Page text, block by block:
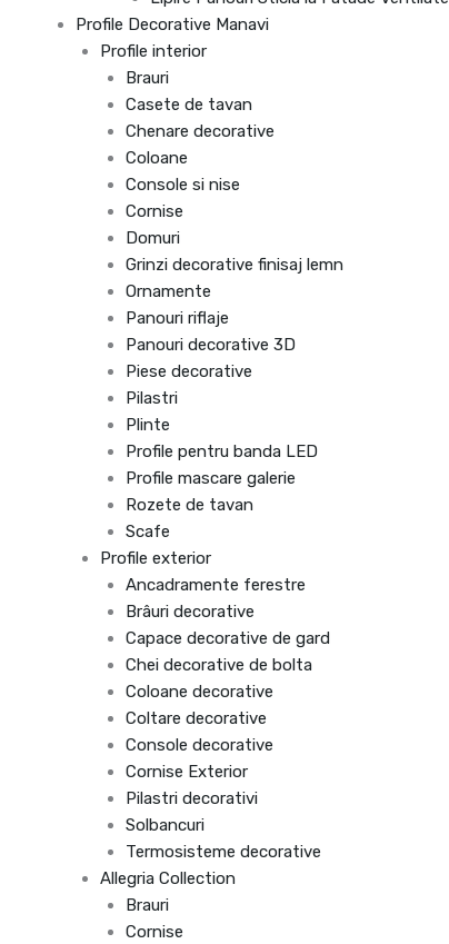
Profile Decorative Manavi
Profile interior
Brauri
Casete de tavan
Chenare decorative
Coloane
Console si nise
Cornise
Domuri
Grinzi decorative finisaj lemn
Ornamente
Panouri riflaje
Panouri decorative 3D
Piese decorative
Pilastri
Plinte
Profile pentru banda LED
Profile mascare galerie
Rozete de tavan
Scafe
Profile exterior
Ancadramente ferestre
Brâuri decorative
Capace decorative de gard
Chei decorative de bolta
Coloane decorative
Coltare decorative
Console decorative
Cornise Exterior
Pilastri decorativi
Solbancuri
Termosisteme decorative
Allegria Collection
Brauri
Cornise